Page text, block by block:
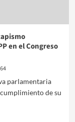
en el Congreso
parlamentaria
de su